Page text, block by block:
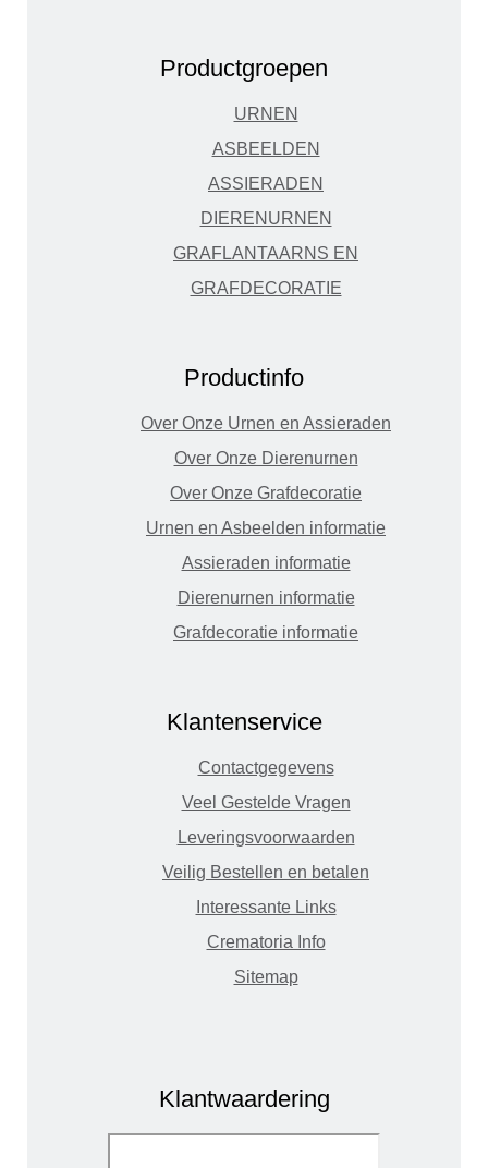
Productgroepen
URNEN
ASBEELDEN
ASSIERADEN
DIERENURNEN
GRAFLANTAARNS EN
GRAFDECORATIE
Productinfo
Over Onze Urnen en Assieraden
Over Onze Dierenurnen
Over Onze Grafdecoratie
Urnen en Asbeelden informatie
Assieraden informatie
Dierenurnen informatie
Grafdecoratie informatie
Klantenservice
Contactgegevens
Veel Gestelde Vragen
Leveringsvoorwaarden
Veilig Bestellen en betalen
Interessante Links
Crematoria Info
Sitemap
Klantwaardering